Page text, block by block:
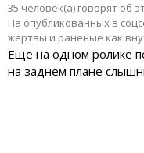
35 человек(а) говорят об
На опубликованных в
жертвы и раненые как
Еще на одном ролике
на заднем плане